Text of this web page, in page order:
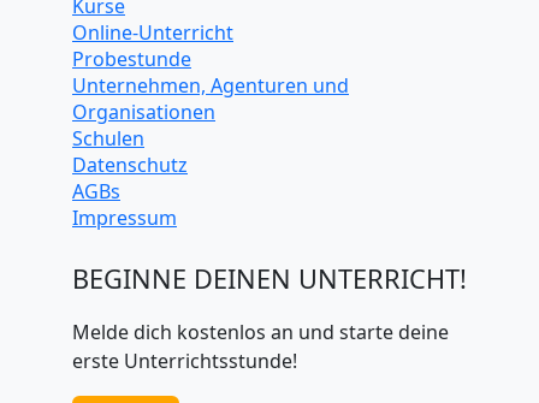
Kurse
Online-Unterricht
Probestunde
Unternehmen, Agenturen und
Organisationen
Schulen
Datenschutz
AGBs
Impressum
BEGINNE DEINEN UNTERRICHT!
Melde dich kostenlos an und starte deine
erste Unterrichtsstunde!